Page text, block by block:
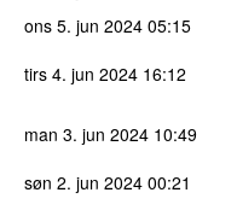
ons 5. jun 2024 05:15
tirs 4. jun 2024 16:12
man 3. jun 2024 10:49
søn 2. jun 2024 00:21